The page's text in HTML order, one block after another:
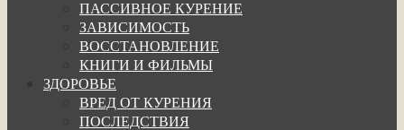
ПАССИВНОЕ КУРЕНИЕ
ЗАВИСИМОСТЬ
ВОССТАНОВЛЕНИЕ
КНИГИ И ФИЛЬМЫ
ЗДОРОВЬЕ
ВРЕД ОТ КУРЕНИЯ
ПОСЛЕДСТВИЯ